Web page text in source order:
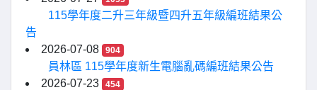
115學年度二升三年級暨四升五年級編班結果公
告
2026-07-08
904
員林區 115學年度新生電腦亂碼編班結果公告
2026-07-23
454